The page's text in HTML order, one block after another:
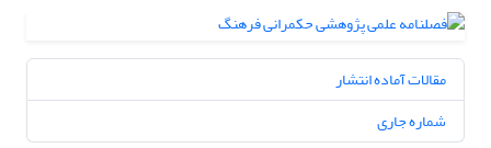
مقالات آماده انتشار
شماره جاری